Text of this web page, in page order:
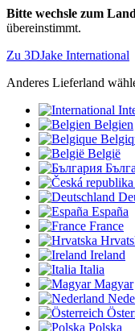
Bitte wechsle zum Land
übereinstimmt.
Zu 3DJake International
Anderes Lieferland
Belgien
België
España
France
Ireland
Italia
Magyar
Polska